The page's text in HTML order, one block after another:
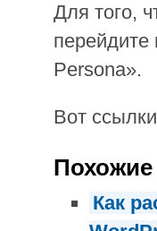
Для того,
перейдите
Persona».
Вот
Как